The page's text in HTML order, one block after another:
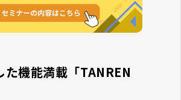
た機能満載「TANREN